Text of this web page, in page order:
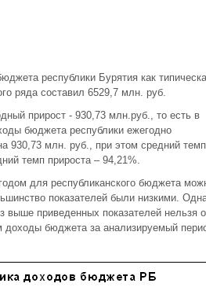
республики Бурятия как
ряда составил 6529,7 млн. руб.
прирост - 930,73 млн.руб., то есть в
бюджета республики ежегодно
930,73 млн. руб., при этом средний
темп прироста – 94,21%.
для республиканского бюджета
показателей были низкими.
выше приведенных показателей нельзя
доходы бюджета за анализируемый